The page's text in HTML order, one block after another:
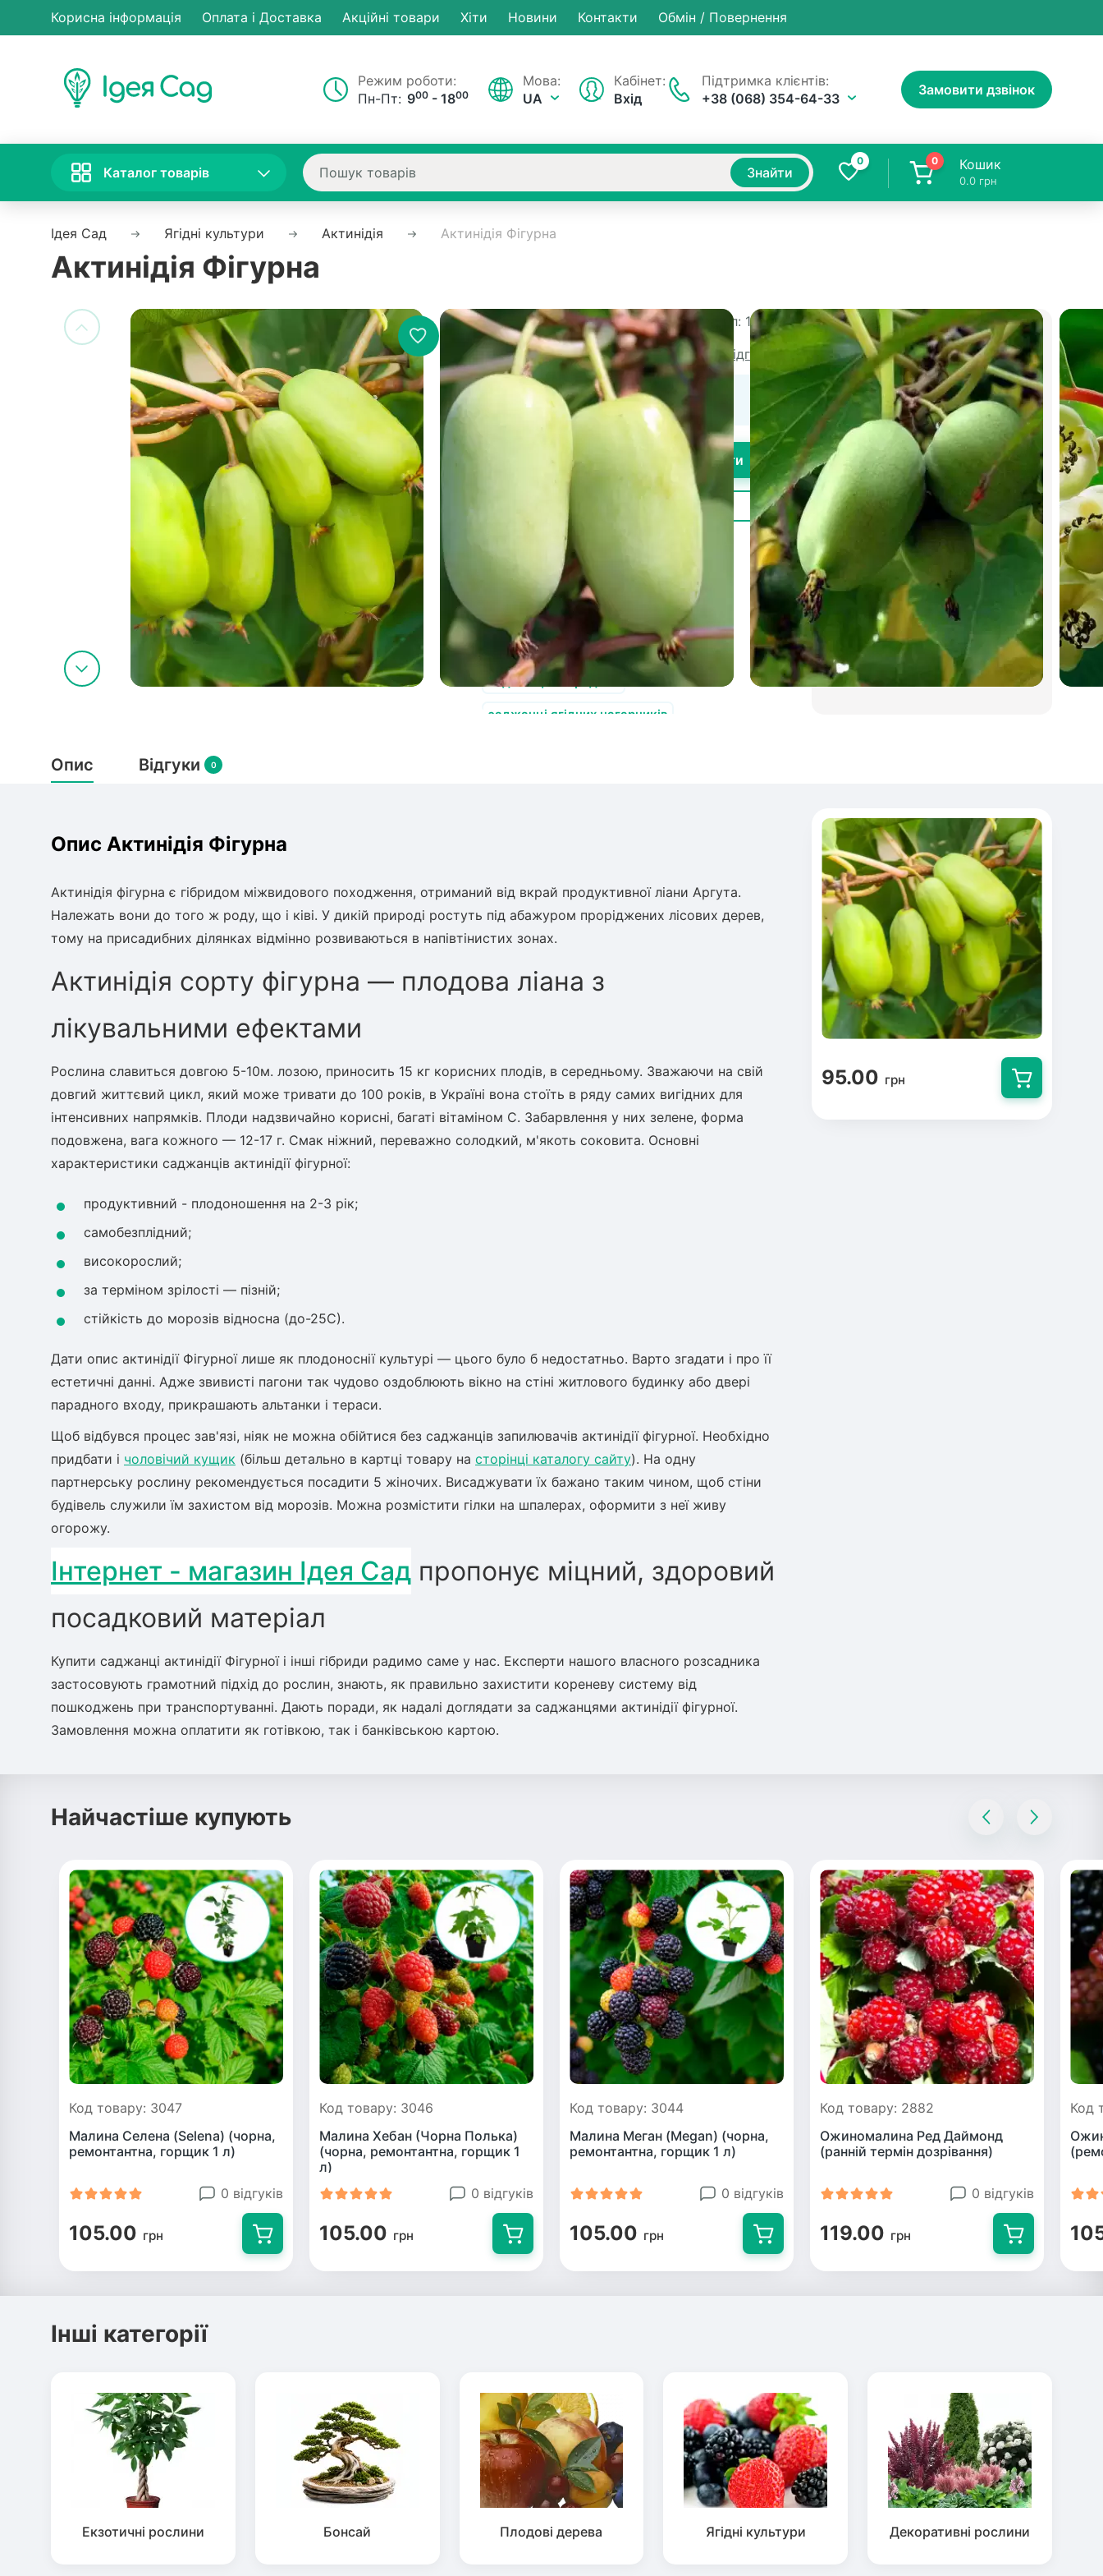
Корисна інформація Оплата і Доставка Акційні товари Хiти Новини Контакти Обмін / Повернення
Режим роботи:
Пн-Пт: 900 - 1800
Підтримка клієнтів:
+38 (068) 354-64-33
Мова:
UA
Кабінет:
Вхід
Замовити дзвінок
Каталог товарів Знайти
0 0 Кошик
0.0 грн
Ідея Сад Ягідні культури Актинідія Актинідія Фігурна
Актинідія Фігурна
В наявності Артикул: 1504
Рейтинг:
0 відгуків
95.00 грн
+ Купити
Швидке замовлення
Також у нас є в продажу:
ранні сорти полуниці
полуниця ремонтантна
безколючкова ожина
саджанці смородини
саджанці ягідних чагарників
Доставка
Доставка Новою Поштою 1-5 днів
Кур'єром Нової пошти 1-5 днів
Оплата згідно з тарифами
перевізника
Упаковка входить до вартості
товару
Обрешітка оплачується окремо
Оплата
Оплата на карту
Оплата на рахунок за реквізитами
Оплата при отриманні поштою
На весь товар розповсюджується
гарантія.
Ми зробимо все можливе, щоб Ви
залишилися задоволені
Поділитися
Опис Відгуки 0
Опис Актинідія Фігурна
Актинідія фігурна є гібридом міжвидового походження, отриманий від вкрай продуктивної ліани Аргута.
Належать вони до того ж роду, що і ківі. У дикій природі ростуть під абажуром проріджених лісових дерев,
тому на присадибних ділянках відмінно розвиваються в напівтінистих зонах.
Актинідія сорту фігурна — плодова ліана з
лікувальними ефектами
Рослина славиться довгою 5-10м. лозою, приносить 15 кг корисних плодів, в середньому. Зважаючи на свій
довгий життєвий цикл, який може тривати до 100 років, в Україні вона стоїть в ряду самих вигідних для
інтенсивних напрямків. Плоди надзвичайно корисні, багаті вітаміном С. Забарвлення у них зелене, форма
подовжена, вага кожного — 12-17 г. Смак ніжний, переважно солодкий, м'якоть соковита. Основні
характеристики саджанців актинідії фігурної:
продуктивний - плодоношення на 2-3 рік;
самобезплідний;
високорослий;
за терміном зрілості — пізній;
стійкість до морозів відносна (до-25С).
Дати опис актинідії Фігурної лише як плодоноснії культурі — цього було б недостатньо. Варто згадати і про її
естетичні данні. Адже звивисті пагони так чудово оздоблюють вікно на стіні житлового будинку або двері
парадного входу, прикрашають альтанки і тераси.
Щоб відбувся процес зав'язі, ніяк не можна обійтися без саджанців запилювачів актинідії фігурної. Необхідно
придбати і чоловічий кущик (більш детально в картці товару на сторінці каталогу сайту). На одну
партнерську рослину рекомендується посадити 5 жіночих. Висаджувати їх бажано таким чином, щоб стіни
будівель служили їм захистом від морозів. Можна розмістити гілки на шпалерах, оформити з неї живу
огорожу.
Інтернет - магазин Ідея Сад пропонує міцний, здоровий
посадковий матеріал
Купити саджанці актинідії Фігурної і інші гібриди радимо саме у нас. Експерти нашого власного розсадника
застосовують грамотний підхід до рослин, знають, як правильно захистити кореневу систему від
пошкоджень при транспортуванні. Дають поради, як надалі доглядати за саджанцями актинідії фігурної.
Замовлення можна оплатити як готівкою, так і банківською картою.
95.00 грн
Найчастіше купують
Код товару: 3047
Малина Селена (Selena) (чорна,
ремонтантна, горщик 1 л)
0 відгуків
105.00 грн
Код товару: 3046
Малина Хебан (Чорна Полька)
(чорна, ремонтантна, горщик 1
л)
0 відгуків
105.00 грн
Код товару: 3044
Малина Меган (Megan) (чорна,
ремонтантна, горщик 1 л)
0 відгуків
105.00 грн
Код товару: 2882
Ожиномалина Ред Даймонд
(ранній термін дозрівання)
0 відгуків
119.00 грн
Код
Інші категорії
Екзотичні рослини Бонсай Плодові дерева Ягідні культури Декоративні рослини